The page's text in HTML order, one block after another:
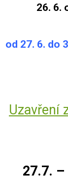
26.
od 27. 6.
Uzavření
27.7. –